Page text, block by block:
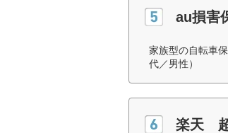
au損害
家族型の自転車
代／男性）
楽天